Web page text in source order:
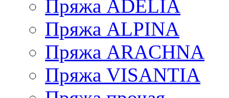
Пряжа ADELIA
Пряжа ALPINA
Пряжа ARACHNA
Пряжа VISANTIA